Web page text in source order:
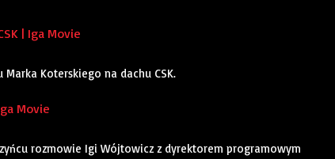
| Iga Movie
Koterskiego na dachu CSK.
Movie
rozmowie Igi Wójtowicz z dyrektorem programowym